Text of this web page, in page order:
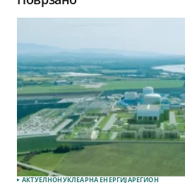
АКТУЕЛНОНУКЛЕАРНА ЕНЕРГИЈАРЕГИОН